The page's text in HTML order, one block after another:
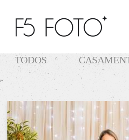
TODOS